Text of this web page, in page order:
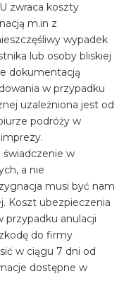
zwraca koszty
m.in z
wypadek
lub osoby bliskiej
dokumentacją
w przypadku
uzależniona jest od
podróży w
świadczenie w
a nie
musi być nam
Koszt ubezpieczenia
anulacji
do firmy
w ciągu 7 dni od
dostępne w